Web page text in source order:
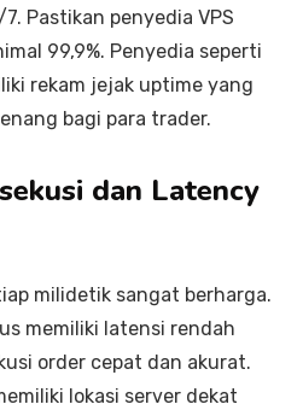
Pastikan penyedia VPS
99,9%. Penyedia seperti
rekam jejak uptime yang
bagi para trader.
dan Latency
milidetik sangat berharga.
memiliki latensi rendah
order cepat dan akurat.
lokasi server dekat